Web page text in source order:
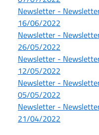
Newsletter -
16/06/2022
Newsletter -
26/05/2022
Newsletter -
12/05/2022
Newsletter -
05/05/2022
Newsletter -
21/04/2022